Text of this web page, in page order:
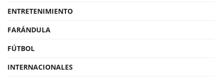
ENTRETENIMIENTO
FARÁNDULA
FÚTBOL
INTERNACIONALES